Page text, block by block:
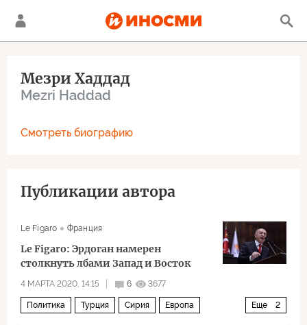
Мезри Хаддад
Mezri Haddad
Смотреть биографию
Публикации автора
Le Figaro Франция
Le Figaro: Эрдоган намерен
столкнуть лбами Запад и Восток
4 МАРТА 2020, 14:15 6 3677
Еще 2
Политика Турция Сирия Европа